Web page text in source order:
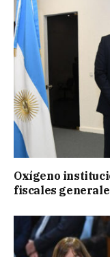
Oxígeno
fiscales